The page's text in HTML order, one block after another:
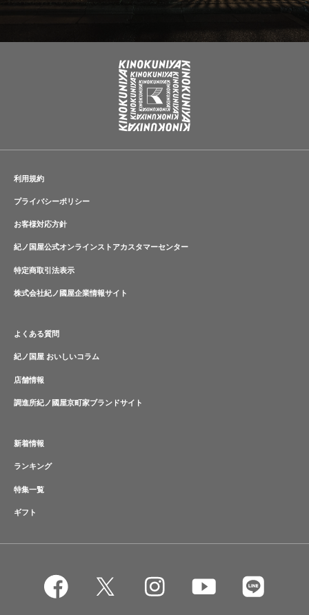
利用規約
プライバシーポリシー
お客様対応方針
紀ノ国屋公式オンラインストアカスタマーセンター
特定商取引法表示
株式会社紀ノ國屋企業情報サイト
よくある質問
紀ノ国屋 おいしいコラム
店舗情報
調進所紀ノ國屋京町家ブランドサイト
新着情報
ランキング
特集一覧
ギフト